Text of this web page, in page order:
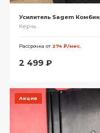
Усилитель Sagem Комбик
Керчь
Рассрочка от 274 ₽/мес.
2 499 ₽
Акция